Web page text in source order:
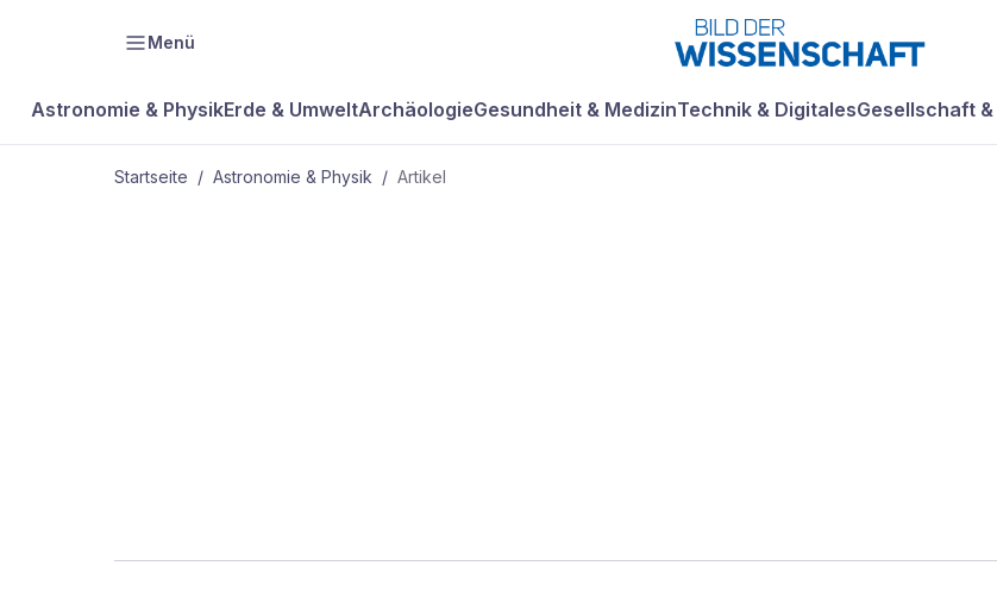
Menü
Astronomie & PhysikErde & UmweltArchäologieGesundheit & MedizinTechnik & DigitalesGesellschaft
Startseite / Astronomie & Physik / Artikel
Geniestreich: Ein